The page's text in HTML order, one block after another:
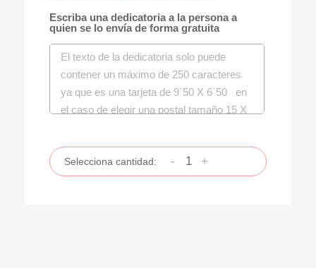
Escriba una dedicatoria a la persona a
quien se lo envía de forma gratuita
Selecciona cantidad: - +